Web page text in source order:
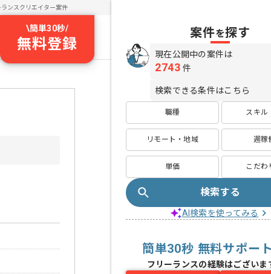
ランスクリエイター案件
\簡単30秒/
無料登録
案件を探す
現在公開中の案件は
2743 件
検索できる条件はこちら
職種 スキル
リモート・地域 週稼
単価 こだわ
検索する
AI検索を使ってみる
簡単30秒 無料サポー
フリーランスの経験はございま